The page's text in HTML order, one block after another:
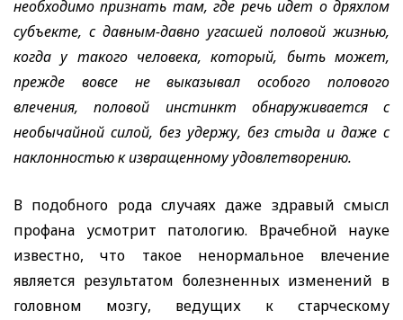
необходимо признать там, где речь идет о дряхлом
субъекте, с давным-давно угасшей половой жизнью,
когда у такого человека, который, быть может,
прежде вовсе не выказывал особого полового
влечения, половой инстинкт обнаруживается с
необычайной силой, без удержу, без стыда и даже с
наклонностью к извращенному удовлетворению.
В подобного рода случаях даже здравый смысл
профана усмотрит патологию. Врачебной науке
известно, что такое ненормальное влечение
является результатом болезненных изменений в
головном мозгу, ведущих к старческому